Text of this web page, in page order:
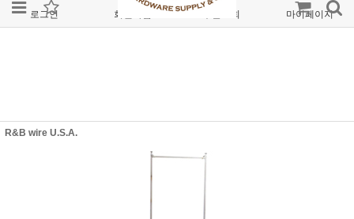
로그인 회원가입 주문조회 마이페이지
R&B wire U.S.A.